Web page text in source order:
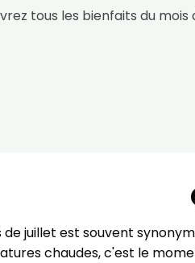
tous les bienfaits du mois
de juillet est souvent
chaudes, c'est le